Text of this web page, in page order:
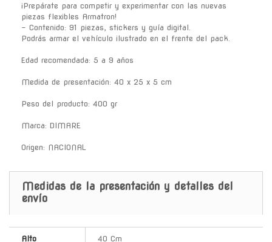
¡Prepárate para competir y experimentar con las nuevas
piezas flexibles Armatron!
- Contenido: 91 piezas, stickers y guía digital.
Podrás armar el vehículo ilustrado en el frente del pack.
Edad recomendada: 5 a 9 años
Medida de presentación: 40 x 25 x 5 cm
Peso del producto: 400 gr
Marca: DIMARE
Origen: NACIONAL
Medidas de la presentación y detalles del
envío
Alto 40 Cm